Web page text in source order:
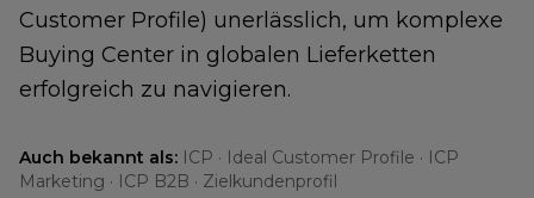
Customer Profile) unerlässlich, um komplexe
Buying Center in globalen Lieferketten
erfolgreich zu navigieren.
Auch bekannt als: ICP · Ideal Customer Profile · ICP
Marketing · ICP B2B · Zielkundenprofil